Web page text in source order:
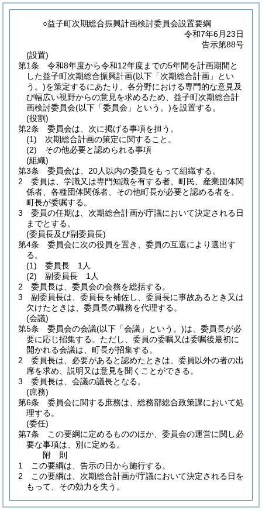
○益子町次期総合振興計画検討委員会設置要綱
令和7年6月23日
告示第88号
(設置)
第1条
令和8年度から令和12年度までの5年間を計画期間と
した益子町次期総合振興計画(以下「次期総合計画」とい
う。)を策定するにあたり、各分野における専門的な意見及
び幅広い視野からの意見を求めるため、益子町次期総合計
画検討委員会(以下「委員会」という。)を設置する。
(役割)
第2条
委員会は、次に掲げる事項を担う。
(1)
次期総合計画の策定に関すること。
(2)
その他必要と認められる事項
(組織)
第3条
委員会は、20人以内の委員をもって組織する。
2
委員は、学識又は専門知識を有する者、町民、産業団体関
係者、各種団体関係者、その他町長が必要と認める者を、
町長が委嘱する。
3
委員の任期は、次期総合計画が庁議において決定される日
までとする。
(委員長及び副委員長)
第4条
委員会に次の役員を置き、委員の互選により選出す
る。
(1)
委員長 1人
(2)
副委員長 1人
2
委員長は、委員会の会務を総括する。
3
副委員長は、委員長を補佐し、委員長に事故あるとき又は
欠けたときは、委員長の職務を代理する。
(会議)
第5条
委員会の会議(以下「会議」という。)は、委員長が必
要に応じ招集する。 ただし、委員の委嘱又は委嘱後最初に
開かれる会議は、町長が招集する。
2
委員長は、必要があると認めたときは、委員以外の者の出
席を求め、説明又は意見を聞くことができる。
3
委員長は、会議の議長となる。
(庶務)
第6条
委員会に関する庶務は、総務部総合政策課において処
理する。
(委任)
第7条
この要綱に定めるもののほか、委員会の運営に関し必
要な事項は、別に定める。
附 則
1
この要綱は、告示の日から施行する。
2
この要綱は、次期総合計画が庁議において決定される日を
もって、その効力を失う。